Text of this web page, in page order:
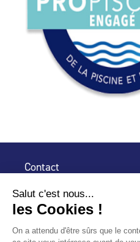
Contact
32 rue de Mogador
75 009 Paris